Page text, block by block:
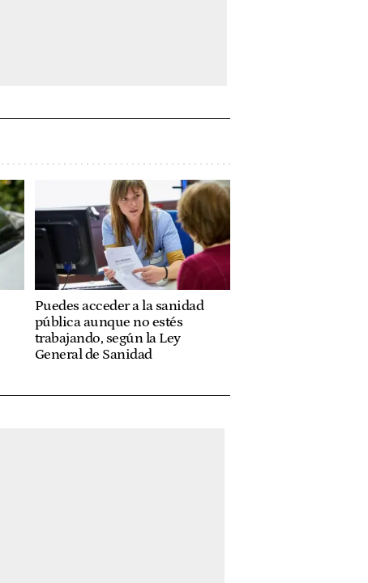
Puedes acceder a la sanidad
pública aunque no estés
trabajando, según la Ley
General de Sanidad